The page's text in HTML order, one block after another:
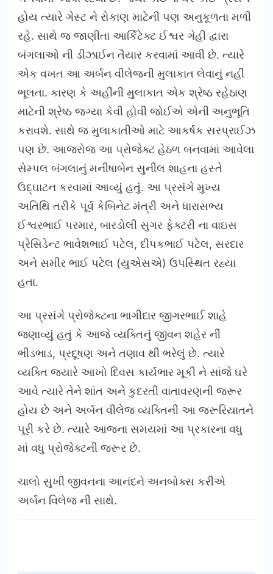
હોય ત્યારે ગેસ્ટ ને રોકાણ માટેની પણ અનુકૂળતા મળી
રહે. સાથે જ જાણીતા આર્કિટેક્ટ ઈશ્વર ગેહી દ્વારા
બંગલાઓ ની ડીઝાઈન તૈયાર કરવામાં આવી છે. ત્યારે
એક વખત આ અર્બન વીલેજની મુલાકાત લેવાનું નહીં
ભૂલતા. કારણ કે અહીંની મુલાકાત એક શ્રેષ્ઠ રહેઠાણ
માટેની શ્રેષ્ઠ જગ્યા કેવી હોવી જોઈએ એની અનુભૂતિ
કરાવશે. સાથે જ મુલાકાતીઓ માટે આકર્ષક સરપ્રાઈઝ
પણ છે. આજરોજ આ પ્રોજેક્ટ હેઠળ બનવામાં આવેલા
સેમ્પલ બંગલાનું મનીષાબેન સુનીલ શાહના હસ્તે
ઉદ્ઘાટન કરવામાં આવ્યું હતું. આ પ્રસંગે મુખ્ય
અતિથિ તરીકે પૂર્વ કેબિનેટ મંત્રી અને ધારાસભ્ય
ઈશ્વરભાઈ પરમાર, બારડોલી સુગર ફેક્ટરી ના વાઇસ
પ્રેસિડેન્ટ ભાવેશભાઈ પટેલ, દીપકભાઈ પટેલ, સરદાર
અને સમીર ભાઈ પટેલ (યુએસએ) ઉપસ્થિત રહ્યા
હતા.
આ પ્રસંગે પ્રોજેક્ટના ભાગીદાર જીગરભાઈ શાહે
જણાવ્યું હતું કે આજે વ્યક્તિનું જીવન શહેર ની
ભીડભાડ, પ્રદૂષણ અને તણાવ થી ભરેલું છે. ત્યારે
વ્યક્તિ જ્યારે આખો દિવસ કાર્યભાર મૂકી ને સાંજે ઘરે
આવે ત્યારે તેને શાંત અને કુદરતી વાતાવરણની જરૂર
હોય છે અને અર્બન વીલેજ વ્યક્તિની આ જરૂરિયાતને
પૂરી કરે છે. ત્યારે આજના સમયમાં આ પ્રકારના વધુ
માં વધુ પ્રોજેક્ટની જરૂર છે.
ચાલો સુખી જીવનના આનંદને અનબોક્સ કરીએ
અર્બન વિલેજ ની સાથે.